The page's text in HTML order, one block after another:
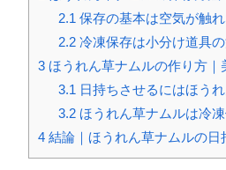
2.1 保存の基本は空気が触
2.2冷凍保存は小分け道具
3 ほうれん草ナムルの作り方｜
3.1 日持ちさせるにはほう
3.2ほうれん草ナムルは冷凍
4 結論｜ほうれん草ナムルの日